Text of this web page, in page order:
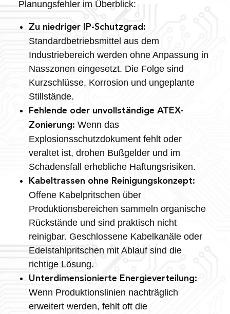
Planungsfehler im Überblick:
Zu niedriger IP-Schutzgrad:
Standardbetriebsmittel aus dem
Industriebereich werden ohne Anpassung in
Nasszonen eingesetzt. Die Folge sind
Kurzschlüsse, Korrosion und ungeplante
Stillstände.
Fehlende oder unvollständige ATEX-
Zonierung: Wenn das
Explosionsschutzdokument fehlt oder
veraltet ist, drohen Bußgelder und im
Schadensfall erhebliche Haftungsrisiken.
Kabeltrassen ohne Reinigungskonzept:
Offene Kabelpritschen über
Produktionsbereichen sammeln organische
Rückstände und sind praktisch nicht
reinigbar. Geschlossene Kabelkanäle oder
Edelstahlpritschen mit Ablauf sind die
richtige Lösung.
Unterdimensionierte Energieverteilung:
Wenn Produktionslinien nachträglich
erweitert werden, fehlt oft die